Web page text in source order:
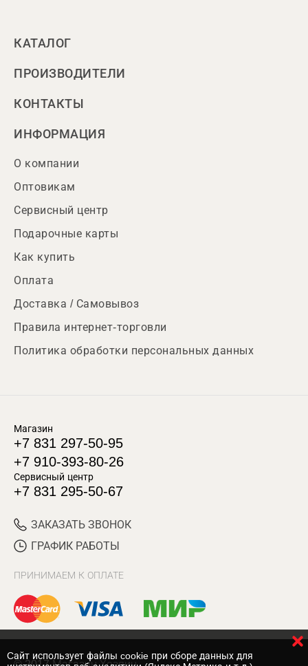
КАТАЛОГ
ПРОИЗВОДИТЕЛИ
КОНТАКТЫ
ИНФОРМАЦИЯ
О компании
Оптовикам
Сервисный центр
Подарочные карты
Как купить
Оплата
Доставка / Самовывоз
Правила интернет-торговли
Политика обработки персональных данных
Магазин
+7 831 297-50-95
+7 910-393-80-26
Сервисный центр
+7 831 295-50-67
ЗАКАЗАТЬ ЗВОНОК
ГРАФИК РАБОТЫ
ПРИНИМАЕМ К ОПЛАТЕ
Cайт использует файлы cookie при сборе данных для